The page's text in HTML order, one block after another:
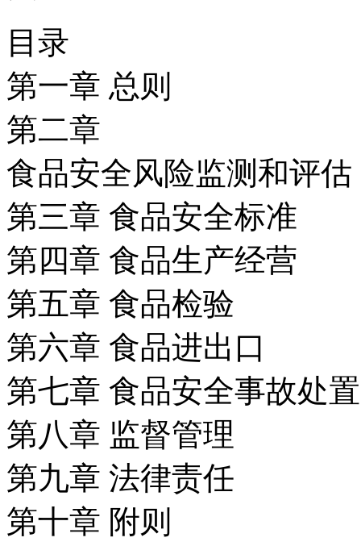
目录
第一章 总则
第二章
食品安全风险监测和评估
第三章 食品安全标准
第四章 食品生产经营
第五章 食品检验
第六章 食品进出口
第七章 食品安全事故处置
第八章 监督管理
第九章 法律责任
第十章 附则